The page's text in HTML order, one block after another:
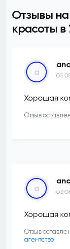
Отзывы на
красоты в
a
Хорошая
Отзыв
a
Хорошая
Отзыв
агентство